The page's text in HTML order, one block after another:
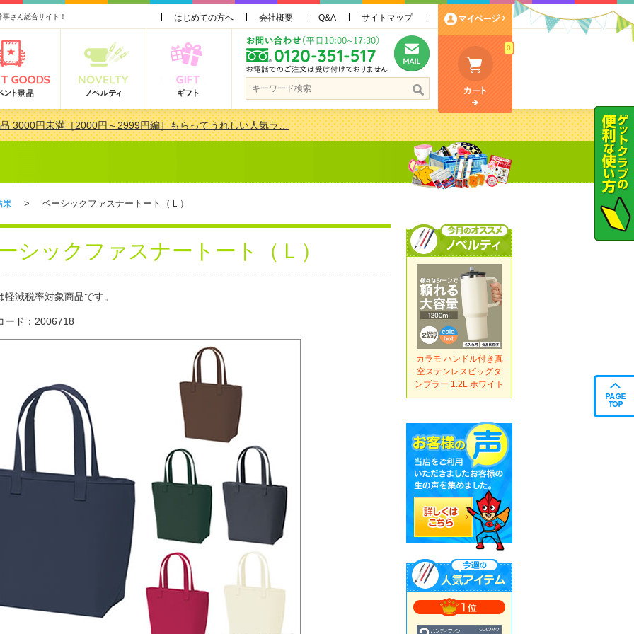
さん総合サイト！ はじめての方へ 会社概要 Q&A サイトマップ
0
3000円未満［2000円～2999円編］もらってうれしい人気ラ…
おすすめ金額別人気ランキング 更新しました！
果 > ベーシックファスナートート（Ｌ）
シックファスナートート（Ｌ）
減税率対象商品です。
ード：2006718
カラモ ハンドル付き真
空ステンレスビッグタ
ンブラー 1.2L ホワイト